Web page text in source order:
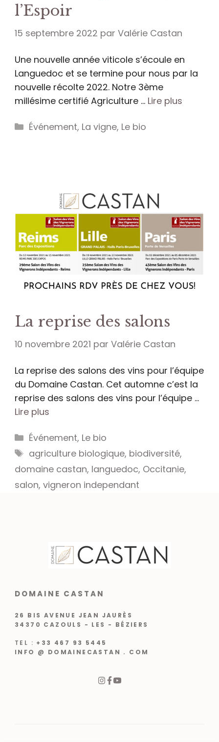
l’Espoir
15 septembre 2022 par Valérie Castan
Une nouvelle année viticole s’écoule en
Languedoc et se termine pour nous par la
nouvelle récolte 2022. Notre 3ème
millésime certifié Agriculture … Lire plus
Catégories
Événement, La vigne, Le bio
La reprise des salons
10 novembre 2021 par Valérie Castan
La reprise des salons des vins pour l’équipe
du Domaine Castan. Cet automne c’est la
reprise des salons des vins pour l’équipe …
Lire plus
Catégories
Événement, Le bio
Étiquettes
agriculture biologique, biodiversité,
domaine castan, languedoc, Occitanie,
salon, vigneron independant
DOMAINE CASTAN
26 BIS AVENUE JEAN JAURÈS
34370 CAZOULS - LES - BÉZIERS
TEL : +33 467 93 5445
INFO @ DOMAINECASTAN . COM